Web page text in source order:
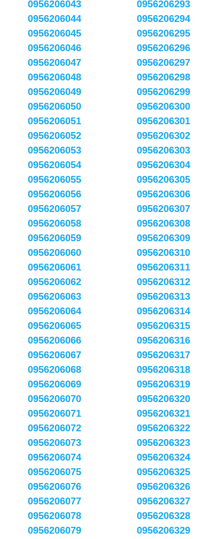
0956206043
0956206044
0956206045
0956206046
0956206047
0956206048
0956206049
0956206050
0956206051
0956206052
0956206053
0956206054
0956206055
0956206056
0956206057
0956206058
0956206059
0956206060
0956206061
0956206062
0956206063
0956206064
0956206065
0956206066
0956206067
0956206068
0956206069
0956206070
0956206071
0956206072
0956206073
0956206074
0956206075
0956206076
0956206077
0956206078
0956206079
0956206293
0956206294
0956206295
0956206296
0956206297
0956206298
0956206299
0956206300
0956206301
0956206302
0956206303
0956206304
0956206305
0956206306
0956206307
0956206308
0956206309
0956206310
0956206311
0956206312
0956206313
0956206314
0956206315
0956206316
0956206317
0956206318
0956206319
0956206320
0956206321
0956206322
0956206323
0956206324
0956206325
0956206326
0956206327
0956206328
0956206329